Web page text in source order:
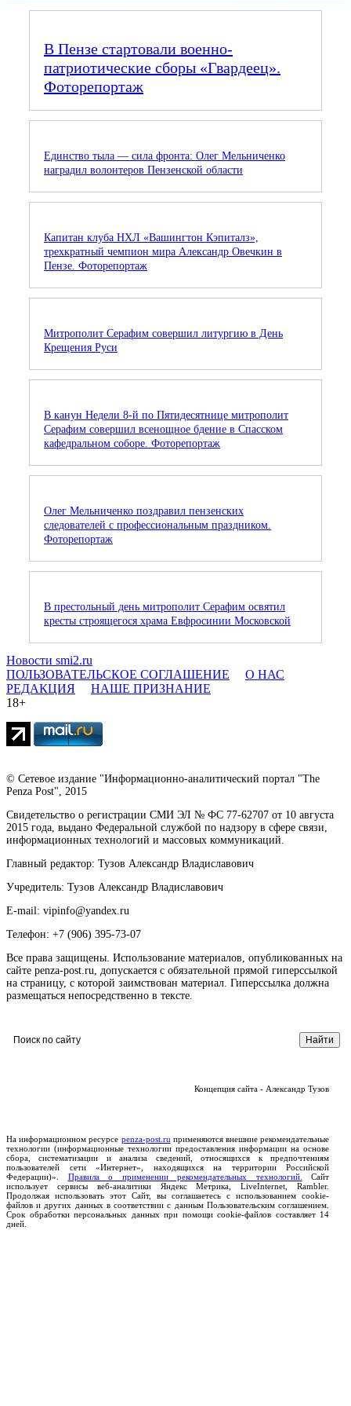
В Пензе стартовали военно-
патриотические сборы «Гвардеец».
Фоторепортаж
Единство тыла — сила фронта: Олег Мельниченко
наградил волонтеров Пензенской области
Капитан клуба НХЛ «Вашингтон Кэпиталз»,
трехкратный чемпион мира Александр Овечкин в
Пензе. Фоторепортаж
Митрополит Серафим совершил литургию в День
Крещения Руси
В канун Недели 8-й по Пятидесятнице митрополит
Серафим совершил всенощное бдение в Спасском
кафедральном соборе. Фоторепортаж
Олег Мельниченко поздравил пензенских
следователей с профессиональным праздником.
Фоторепортаж
В престольный день митрополит Серафим освятил
кресты строящегося храма Евфросинии Московской
Новости smi2.ru
ПОЛЬЗОВАТЕЛЬСКОЕ СОГЛАШЕНИЕ
О НАС
РЕДАКЦИЯ
НАШЕ ПРИЗНАНИЕ
18+
© Сетевое издание "Информационно-аналитический портал "The
Penza Post", 2015
Свидетельство о регистрации СМИ ЭЛ № ФС 77-62707 от 10 августа
2015 года, выдано Федеральной службой по надзору в сфере связи,
информационных технологий и массовых коммуникаций.
Главный редактор: Тузов Александр Владиславович
Учредитель: Тузов Александр Владиславович
E-mail: vipinfo@yandex.ru
Телефон: +7 (906) 395-73-07
Все права защищены. Использование материалов, опубликованных на
сайте penza-post.ru, допускается с обязательной прямой гиперссылкой
на страницу, с которой заимствован материал. Гиперссылка должна
размещаться непосредственно в тексте.
Концепция сайта - Александр Тузов
На информационном ресурсе penza-post.ru применяются внешние рекомендательные
технологии (информационные технологии предоставления информации на основе
сбора, систематизации и анализа сведений, относящихся к предпочтениям
пользователей сети «Интернет», находящихся на территории Российской
Федерации)». Правила о применении рекомендательных технологий.
Сайт
использует сервисы веб-аналитики Яндекс Метрика, LiveInternet, Rambler.
Продолжая использовать этот Сайт, вы соглашаетесь с использованием cookie-
файлов и других данных в соответствии с данным Пользовательским соглашением.
Срок обработки персональных данных при помощи cookie-файлов составляет 14
дней.